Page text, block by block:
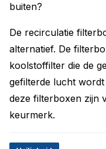
buiten?
De recirculatie
alternatief. De
koolstoffilter die de
gefilterde lucht
deze filterboxen zijn
keurmerk.